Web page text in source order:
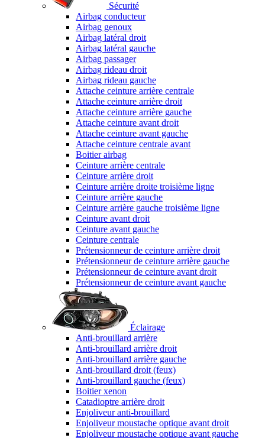
Sécurité
Airbag conducteur
Airbag genoux
Airbag latéral droit
Airbag latéral gauche
Airbag passager
Airbag rideau droit
Airbag rideau gauche
Attache ceinture arrière centrale
Attache ceinture arrière droit
Attache ceinture arrière gauche
Attache ceinture avant droit
Attache ceinture avant gauche
Attache ceinture centrale avant
Boitier airbag
Ceinture arrière centrale
Ceinture arrière droit
Ceinture arrière droite troisième ligne
Ceinture arrière gauche
Ceinture arrière gauche troisième ligne
Ceinture avant droit
Ceinture avant gauche
Ceinture centrale
Prétensionneur de ceinture arrière droit
Prétensionneur de ceinture arrière gauche
Prétensionneur de ceinture avant droit
Prétensionneur de ceinture avant gauche
Éclairage
Anti-brouillard arrière
Anti-brouillard arrière droit
Anti-brouillard arrière gauche
Anti-brouillard droit (feux)
Anti-brouillard gauche (feux)
Boitier xenon
Catadioptre arrière droit
Enjoliveur anti-brouillard
Enjoliveur moustache optique avant droit
Enjoliveur moustache optique avant gauche